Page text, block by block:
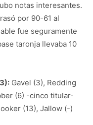
notas interesantes.
por 90-61 al
fue seguramente
taronja llevaba 10
Gavel (3), Redding
(6) -cinco titular-
(13), Jallow (-)